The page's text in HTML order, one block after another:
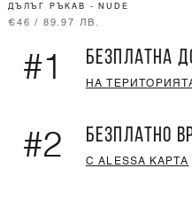
ДЪЛЪГ РЪКАВ - NUDE
€46 / 89.97 ЛВ.
#1 БЕЗПЛАТНА
НА
#2 БЕЗПЛАТНО
С ALESSA КАРТА